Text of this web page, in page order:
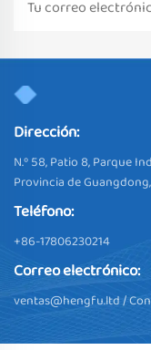
Dirección:
N.º 58, Patio 8, Parque
Provincia de
Teléfono:
+86-17806230214
Correo electrónico:
ventas@hengfu.ltd/